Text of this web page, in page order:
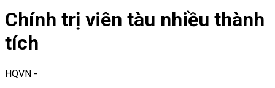
Chính trị viên tàu nhiều thành
tích
HQVN -